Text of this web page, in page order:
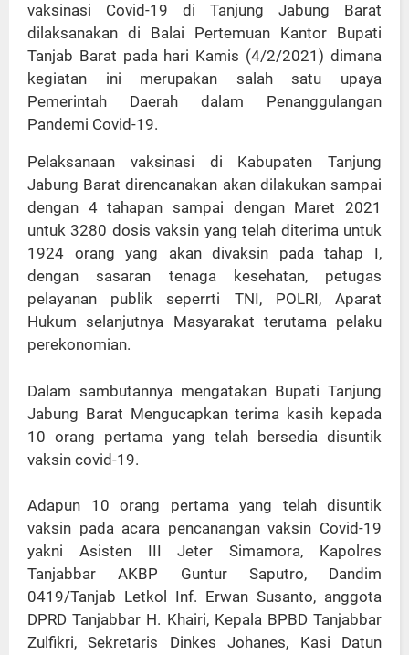
vaksinasi Covid-19 di Tanjung Jabung Barat
dilaksanakan di Balai Pertemuan Kantor Bupati
Tanjab Barat pada hari Kamis (4/2/2021) dimana
kegiatan ini merupakan salah satu upaya
Pemerintah Daerah dalam Penanggulangan
Pandemi Covid-19.
Pelaksanaan vaksinasi di Kabupaten Tanjung
Jabung Barat direncanakan akan dilakukan sampai
dengan 4 tahapan sampai dengan Maret 2021
untuk 3280 dosis vaksin yang telah diterima untuk
1924 orang yang akan divaksin pada tahap I,
dengan sasaran tenaga kesehatan, petugas
pelayanan publik seperrti TNI, POLRI, Aparat
Hukum selanjutnya Masyarakat terutama pelaku
perekonomian.
Dalam sambutannya mengatakan Bupati Tanjung
Jabung Barat Mengucapkan terima kasih kepada
10 orang pertama yang telah bersedia disuntik
vaksin covid-19.
Adapun 10 orang pertama yang telah disuntik
vaksin pada acara pencanangan vaksin Covid-19
yakni Asisten III Jeter Simamora, Kapolres
Tanjabbar AKBP Guntur Saputro, Dandim
0419/Tanjab Letkol Inf. Erwan Susanto, anggota
DPRD Tanjabbar H. Khairi, Kepala BPBD Tanjabbar
Zulfikri, Sekretaris Dinkes Johanes, Kasi Datun